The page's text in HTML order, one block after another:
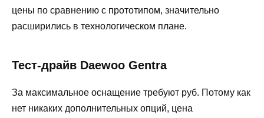
цены по сравнению с прототипом, значительно
расширились в технологическом плане.
Тест-драйв Daewoo Gentra
За максимальное оснащение требуют руб. Потому как
нет никаких дополнительных опций, цена